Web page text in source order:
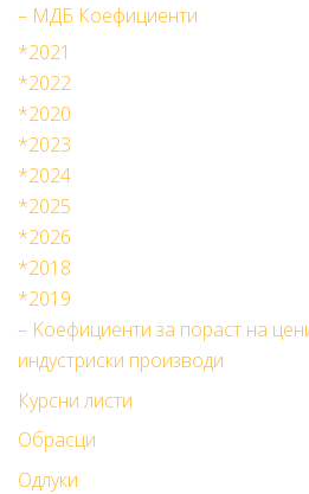
– МДБ Коефициенти
*2021
*2022
*2020
*2023
*2024
*2025
*2026
*2018
*2019
– Kоефициенти за пораст на
индустриски производи
Курсни листи
Обрасци
Одлуки